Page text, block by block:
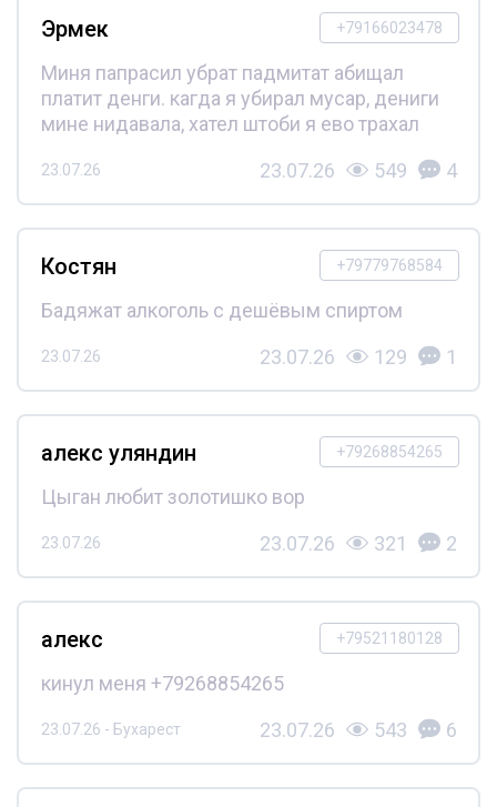
+79166023478
Эрмек
Миня папрасил убрат падмитат абищал
платит денги. кагда я убирал мусар, дениги
мине нидавала, хател штоби я ево трахал
23.07.26 23.07.26 549 4
+79779768584
Костян
Бадяжат алкоголь с дешёвым спиртом
23.07.26 23.07.26 129 1
+79268854265
алекс уляндин
Цыган любит золотишко вор
23.07.26 23.07.26 321 2
+79521180128
алекс
кинул меня +79268854265
23.07.26 - Бухарест 23.07.26 543 6